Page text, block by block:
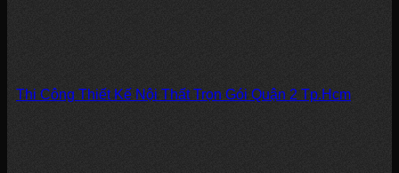
Thi Công Thiết Kế Nội Thất Trọn Gói Quận 2 Tp.Hcm